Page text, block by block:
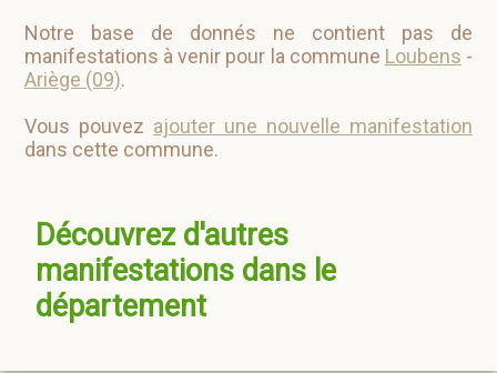
Notre base de donnés ne contient pas de
manifestations à venir pour la commune Loubens -
Ariège (09).
Vous pouvez ajouter une nouvelle manifestation
dans cette commune.
Découvrez d'autres
manifestations dans le
département